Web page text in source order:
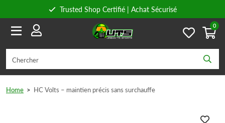
Trusted Shop Certifié | Achat Sécurisé
Conseils personnels
0
Home > HC Volts – maintien précis sans surchauffe